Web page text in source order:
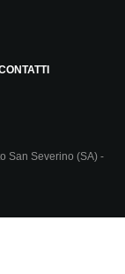
San Severino (SA) -